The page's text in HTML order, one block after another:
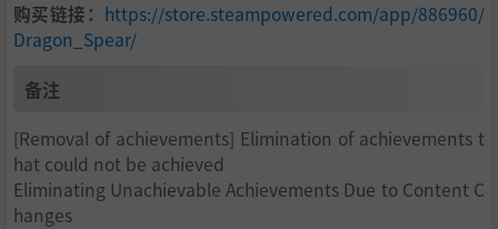
购买链接： https://store.steampowered.com/app/886960/
Dragon_Spear/
备注
[Removal of achievements] Elimination of achievements t
hat could not be achieved
Eliminating Unachievable Achievements Due to Content C
hanges